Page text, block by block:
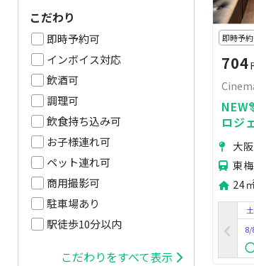
こだわり
即時予約可
インボイス対応
駅徒歩10分以内
飲酒可
調理可
飲食持ち込み可
お子様連れ可
ペット連れ可
商用撮影可
駐車場あり
こだわりをすべて表示
即時予約
704
ロジ
ト💓
🌟飲
大
東
24
土
8/